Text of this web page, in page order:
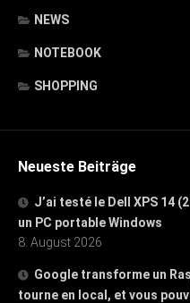
NEWS
NOTEBOOK
SHOPPING
Neueste Beiträge
J’ai testé le Dell XPS 14
un PC portable Windows
8. August 2026
Google transforme un
tourne en local, et vous